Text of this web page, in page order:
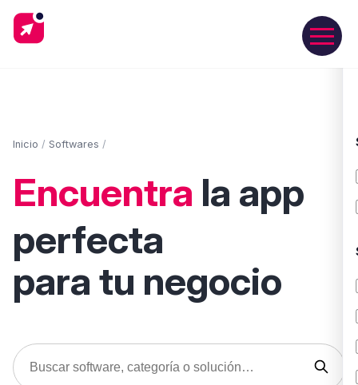
Inicio / Softwares /
Encuentra la app
perfecta
para tu negocio